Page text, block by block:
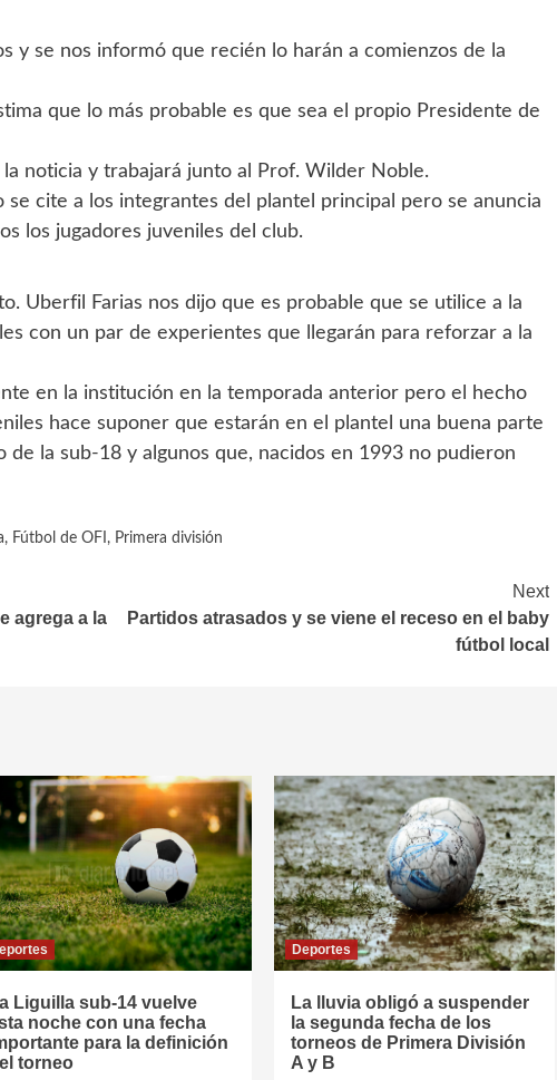
y se nos informó que recién lo harán a comienzos de la
que lo más probable es que sea el propio Presidente de
la noticia y trabajará junto al Prof. Wilder Noble.
cite a los integrantes del plantel principal pero se anuncia
los jugadores juveniles del club.
Uberfil Farias nos dijo que es probable que se utilice a la
con un par de experientes que llegarán para reforzar a la
en la institución en la temporada anterior pero el hecho
hace suponer que estarán en el plantel una buena parte
la sub-18 y algunos que, nacidos en 1993 no pudieron
, Fútbol de OFI , Primera división
agrega a la
Next
Partidos atrasados y se viene el receso en el baby
fútbol local
Liguilla sub-14 vuelve
noche con una fecha
para la definición
torneo
Deportes
La lluvia obligó a suspender
la segunda fecha de los
torneos de Primera División
A y B